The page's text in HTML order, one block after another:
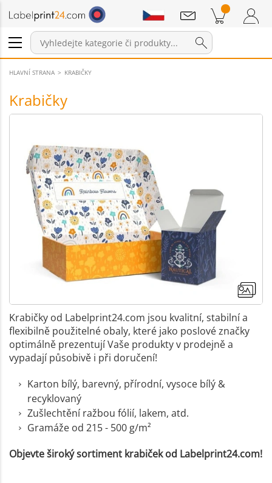
Přihlášení / Registrace
Položky v košíku Nákupní Košík
Sdělení
HLAVNÍ STRANA KRABIČKY
Krabičky
Krabičky od Labelprint24.com jsou kvalitní, stabilní a
flexibilně použitelné obaly, které jako poslové značky
optimálně prezentují Vaše produkty v prodejně a
vypadají působivě i při doručení!
Karton bílý, barevný, přírodní, vysoce bílý &
recyklovaný
Zušlechtění ražbou fólií, lakem, atd.
Gramáže od 215 - 500 g/m²
Objevte široký sortiment krabiček od Labelprint24.com!